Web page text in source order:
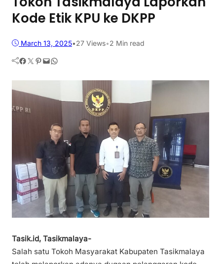
Kode Etik KPU ke DKPP
March 13, 2025•27 Views•2 Min read
Facebook Twitter Pinterest Mail WhatsApp
Tasik.id, Tasikmalaya-
Salah satu Tokoh Masyarakat Kabupaten Tasikmalaya